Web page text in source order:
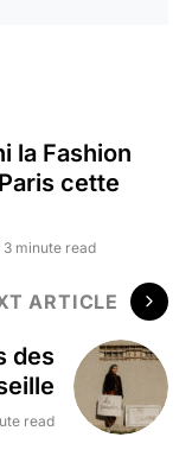
la Fashion
cette
3 minute read
ARTICLE
des
read